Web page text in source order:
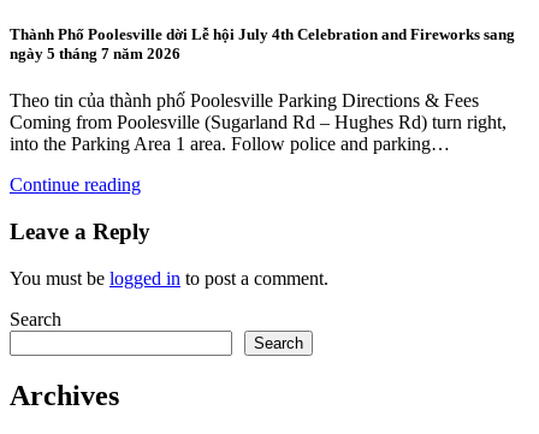
Thành Phố Poolesville dời Lễ hội July 4th Celebration and Fireworks sang
ngày 5 tháng 7 năm 2026
Theo tin của thành phố Poolesville Parking Directions & Fees
Coming from Poolesville (Sugarland Rd – Hughes Rd) turn right,
into the Parking Area 1 area. Follow police and parking…
Continue reading
Leave a Reply
You must be logged in to post a comment.
Search
Search
Archives